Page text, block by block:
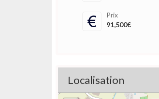
Prix
91,500€
Localisation